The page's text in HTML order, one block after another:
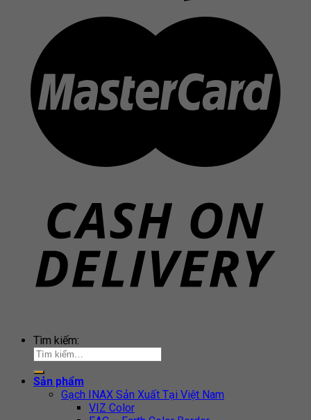
Tìm kiếm:
Sản phẩm
Gạch INAX Sản Xuất Tại Việt Nam
VIZ Color